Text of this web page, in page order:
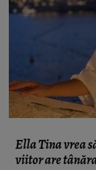
Ella Tina vrea
viitor are